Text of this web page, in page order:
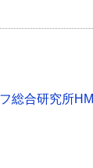
総合研究所HM